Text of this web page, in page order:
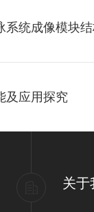
系统成像模块
及应用探究
关于